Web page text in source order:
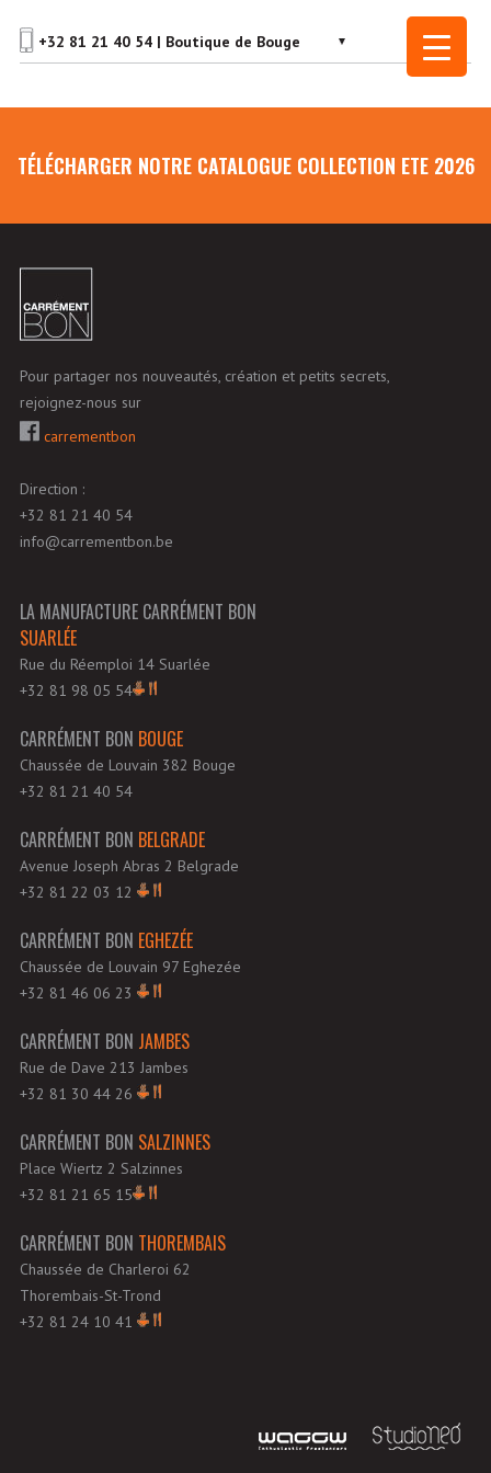
TÉLÉCHARGER NOTRE CATALOGUE COLLECTION ETE 2026
Pour partager nos nouveautés, création et petits secrets,
rejoignez-nous sur
carrementbon
Direction :
+32 81 21 40 54
info@carrementbon.be
LA MANUFACTURE CARRÉMENT BON
SUARLÉE
Rue du Réemploi 14 Suarlée
+32 81 98 05 54
CARRÉMENT BON BOUGE
Chaussée de Louvain 382 Bouge
+32 81 21 40 54
CARRÉMENT BON BELGRADE
Avenue Joseph Abras 2 Belgrade
+32 81 22 03 12
CARRÉMENT BON EGHEZÉE
Chaussée de Louvain 97 Eghezée
+32 81 46 06 23
CARRÉMENT BON JAMBES
Rue de Dave 213 Jambes
+32 81 30 44 26
CARRÉMENT BON SALZINNES
Place Wiertz 2 Salzinnes
+32 81 21 65 15
CARRÉMENT BON THOREMBAIS
Chaussée de Charleroi 62
Thorembais-St-Trond
+32 81 24 10 41